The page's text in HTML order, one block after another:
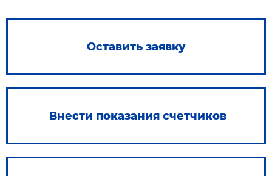
Оставить заявку
Внести показания счетчиков